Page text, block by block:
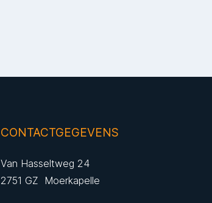
CONTACTGEGEVENS
Van Hasseltweg 24
2751 GZ Moerkapelle